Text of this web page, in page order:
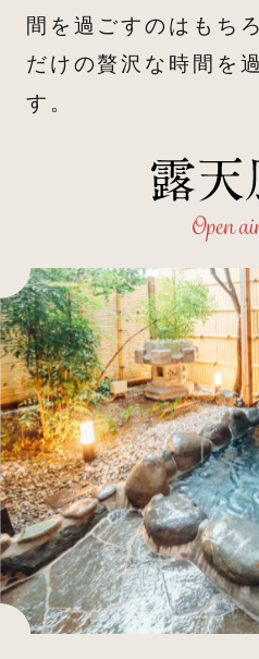
間を過ごすのはもち
だけの贅沢な時間を
す。